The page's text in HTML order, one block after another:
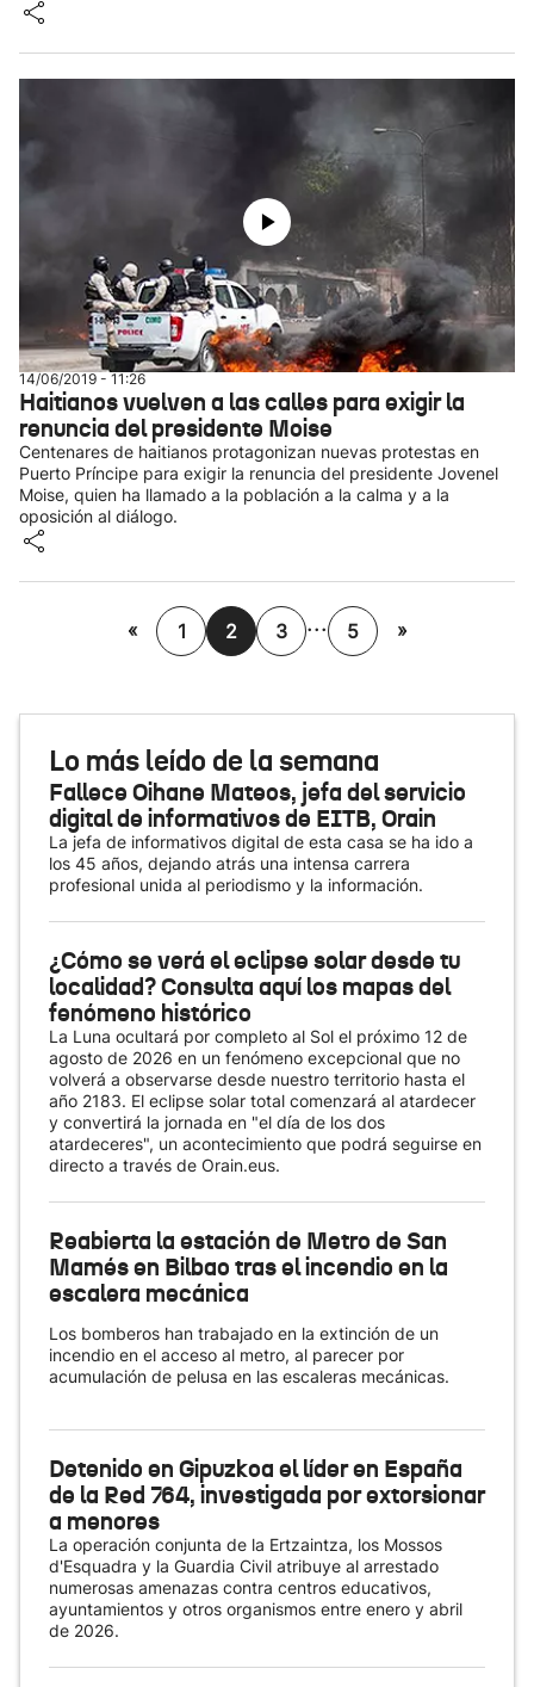
14/06/2019 - 11:26
Haitianos vuelven a las calles para exigir la
renuncia del presidente Moise
Centenares de haitianos protagonizan nuevas protestas en
Puerto Príncipe para exigir la renuncia del presidente Jovenel
Moise, quien ha llamado a la población a la calma y a la
oposición al diálogo.
« 1 2 3 ... 5 »
Lo más leído de la semana
Fallece Oihane Mateos, jefa del servicio
digital de informativos de EITB, Orain
La jefa de informativos digital de esta casa se ha ido a
los 45 años, dejando atrás una intensa carrera
profesional unida al periodismo y la información.
¿Cómo se verá el eclipse solar desde tu
localidad? Consulta aquí los mapas del
fenómeno histórico
La Luna ocultará por completo al Sol el próximo 12 de
agosto de 2026 en un fenómeno excepcional que no
volverá a observarse desde nuestro territorio hasta el
año 2183. El eclipse solar total comenzará al atardecer
y convertirá la jornada en "el día de los dos
atardeceres", un acontecimiento que podrá seguirse en
directo a través de Orain.eus.
Reabierta la estación de Metro de San
Mamés en Bilbao tras el incendio en la
escalera mecánica
Los bomberos han trabajado en la extinción de un
incendio en el acceso al metro, al parecer por
acumulación de pelusa en las escaleras mecánicas.
Detenido en Gipuzkoa el líder en España
de la Red 764, investigada por extorsionar
a menores
La operación conjunta de la Ertzaintza, los Mossos
d'Esquadra y la Guardia Civil atribuye al arrestado
numerosas amenazas contra centros educativos,
ayuntamientos y otros organismos entre enero y abril
de 2026.